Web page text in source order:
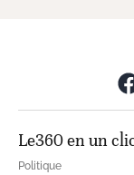
Le360 en un
Politique